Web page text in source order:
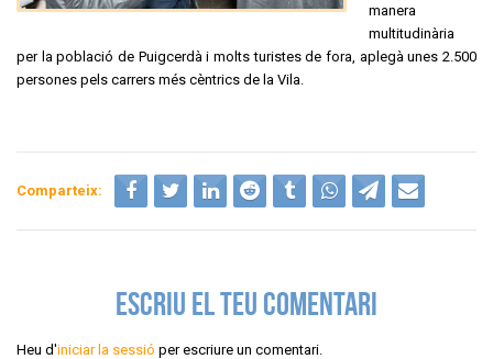
manera
multitudinària
per la població de Puigcerdà i molts turistes de fora, aplegà unes 2.500
persones pels carrers més cèntrics de la Vila.
Comparteix:
ESCRIU EL TEU COMENTARI
Heu d'iniciar la sessió per escriure un comentari.